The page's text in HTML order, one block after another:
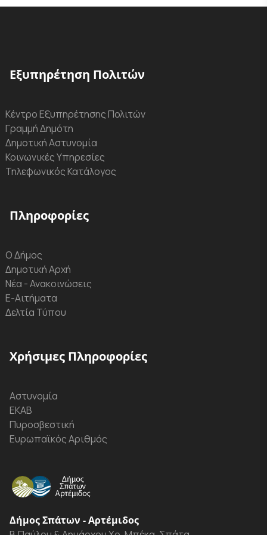
Εξυπηρέτηση Πολιτών
Κέντρο Εξυπηρέτησης Πολιτών
Γραμμή Δημότη
Δημοτική Αστυνομία
Κοινωνικές Υπηρεσίες
Τηλεφωνικός Κατάλογος
Πληροφορίες
Ο Δήμος
Δημοτική Αρχή
Νέα - Ανακοινώσεις
Ε-Αιτήματα
Δελτία Τύπου
Χρήσιμες Πληροφορίες
Αστυνομία
ΕΚΑΒ
Πυροσβεστική
Ευρωπαϊκός Αριθμός
Δήμος Σπάτων - Αρτέμιδος